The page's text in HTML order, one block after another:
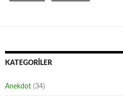
KATEGORILER
Anekdot (34)